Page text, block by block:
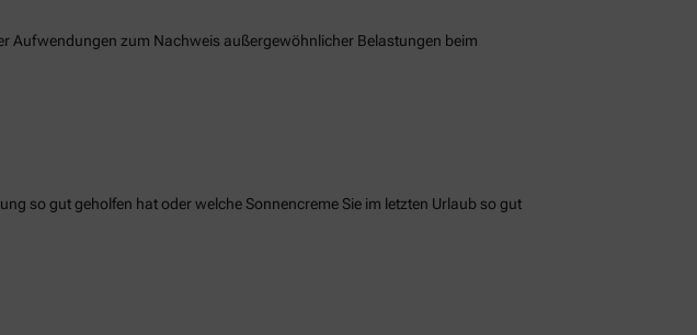
Aufwendungen zum Nachweis außergewöhnlicher Belastungen beim
so gut geholfen hat oder welche Sonnencreme Sie im letzten Urlaub so gut